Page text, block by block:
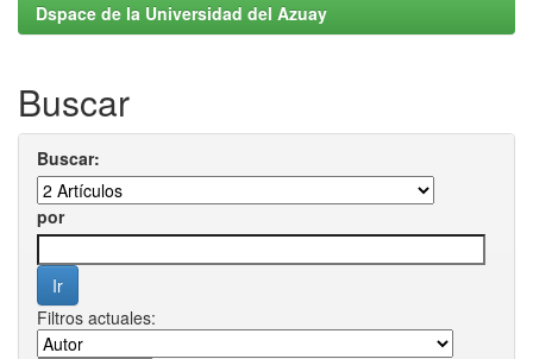
Dspace de la Universidad del Azuay
Buscar
Buscar:
por
Filtros actuales: